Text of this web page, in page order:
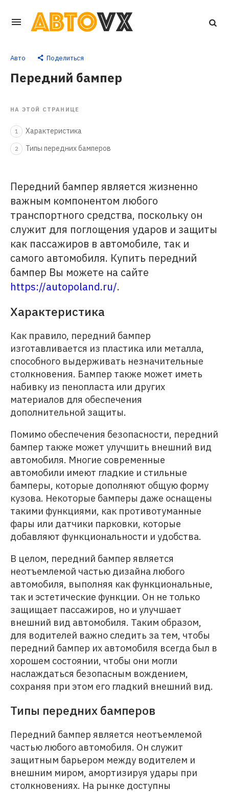
Перейти
основному
контенту
Авто Поделиться
Передний бампер
НА ЭТОЙ СТРАНИЦЕ
1 Характеристика
2 Типы передних бамперов
Передний бампер является жизненно
важным компонентом любого
транспортного средства, поскольку он
служит для поглощения ударов и защиты
как пассажиров в автомобиле, так и
самого автомобиля. Купить передний
бампер Вы можете на сайте
https://autopoland.ru/.
Характеристика
Как правило, передний бампер
изготавливается из пластика или металла,
способного выдерживать незначительные
столкновения. Бампер также может иметь
набивку из пенопласта или других
материалов для обеспечения
дополнительной защиты.
Помимо обеспечения безопасности, передний
бампер также может улучшить внешний вид
автомобиля. Многие современные
автомобили имеют гладкие и стильные
бамперы, которые дополняют общую форму
кузова. Некоторые бамперы даже оснащены
такими функциями, как противотуманные
фары или датчики парковки, которые
добавляют функциональности и удобства.
В целом, передний бампер является
неотъемлемой частью дизайна любого
автомобиля, выполняя как функциональные,
так и эстетические функции. Он не только
защищает пассажиров, но и улучшает
внешний вид автомобиля. Таким образом,
для водителей важно следить за тем, чтобы
передний бампер их автомобиля всегда был в
хорошем состоянии, чтобы они могли
наслаждаться безопасным вождением,
сохраняя при этом его гладкий внешний вид.
Типы передних бамперов
Передний бампер является неотъемлемой
частью любого автомобиля. Он служит
защитным барьером между водителем и
внешним миром, амортизируя удары при
столкновениях. На рынке доступны